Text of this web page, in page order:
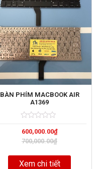
BÀN PHÍM MACBOOK AIR
A1369
0
out
of
700,000.00₫
600,000.00₫
Xem chi tiết